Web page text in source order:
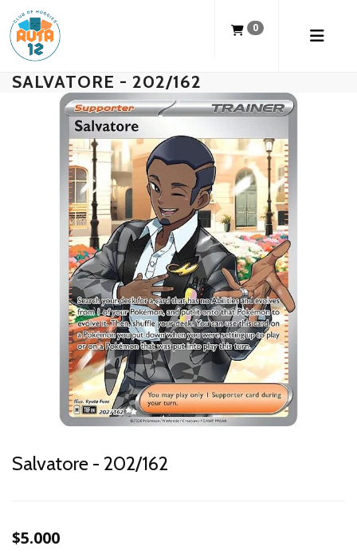
0
SALVATORE - 202/162
Salvatore - 202/162
$5.000